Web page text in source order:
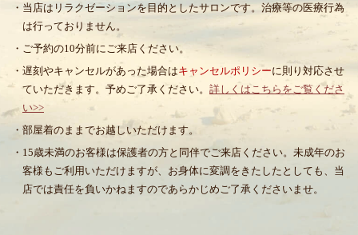
・当店はリラクゼーションを目的としたサロンです。治療等の医療行為
は行っておりません。
・ご予約の10分前にご来店ください。
・遅刻やキャンセルがあった場合はキャンセルポリシーに則り対応させ
ていただきます。予めご了承ください。 詳しくはこちらをご覧くださ
い>>
・部屋着のままでお越しいただけます。
・15歳未満のお客様は保護者の方と同伴でご来店ください。未成年のお
客様もご利用いただけますが、お身体に変調をきたしたとしても、当
店では責任を負いかねますのであらかじめご了承くださいませ。